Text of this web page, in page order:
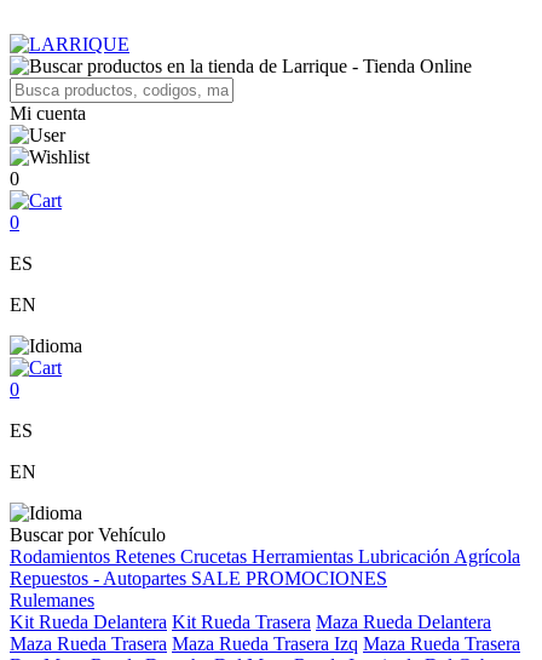
Mi cuenta
0
0
ES
EN
0
ES
EN
Buscar por Vehículo
Rodamientos Retenes Crucetas Herramientas Lubricación Agrícola
Repuestos - Autopartes SALE PROMOCIONES
Rulemanes
Kit Rueda Delantera Kit Rueda Trasera Maza Rueda Delantera
Maza Rueda Trasera Maza Rueda Trasera Izq Maza Rueda Trasera